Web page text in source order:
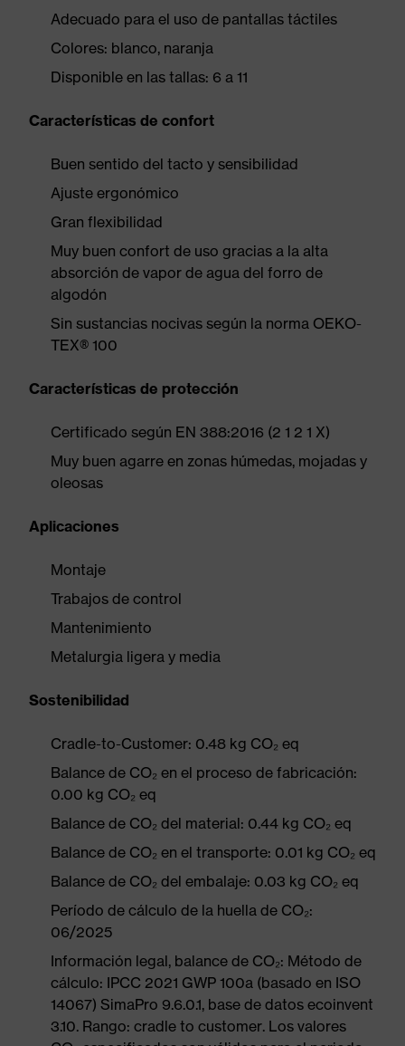
Adecuado para el uso de pantallas táctiles
Colores: blanco, naranja
Disponible en las tallas: 6 a 11
Características de confort
Buen sentido del tacto y sensibilidad
Ajuste ergonómico
Gran flexibilidad
Muy buen confort de uso gracias a la alta
absorción de vapor de agua del forro de
algodón
Sin sustancias nocivas según la norma OEKO-
TEX® 100
Características de protección
Certificado según EN 388:2016 (2 1 2 1 X)
Muy buen agarre en zonas húmedas, mojadas y
oleosas
Aplicaciones
Montaje
Trabajos de control
Mantenimiento
Metalurgia ligera y media
Sostenibilidad
Cradle-to-Customer: 0.48 kg CO₂ eq
Balance de CO₂ en el proceso de fabricación:
0.00 kg CO₂ eq
Balance de CO₂ del material: 0.44 kg CO₂ eq
Balance de CO₂ en el transporte: 0.01 kg CO₂ eq
Balance de CO₂ del embalaje: 0.03 kg CO₂ eq
Período de cálculo de la huella de CO₂:
06/2025
Información legal, balance de CO₂: Método de
cálculo: IPCC 2021 GWP 100a (basado en ISO
14067) SimaPro 9.6.0.1, base de datos ecoinvent
3.10. Rango: cradle to customer. Los valores